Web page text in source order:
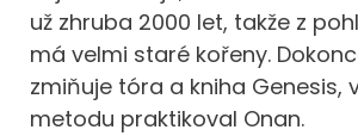
už zhruba 2000 let, takže z
má velmi staré kořeny.
zmiňuje tóra a kniha Genesis,
metodu praktikoval Onan.